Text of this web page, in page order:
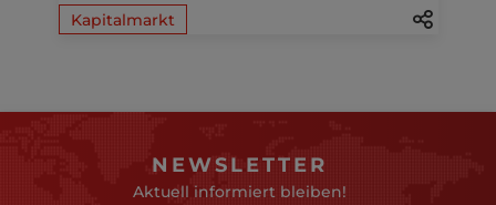
Kapitalmarkt
NEWSLETTER
Aktuell informiert bleiben!